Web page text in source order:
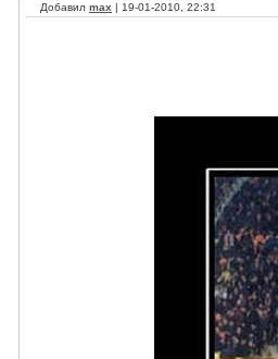
Добавил max | 19-01-2010, 22:31